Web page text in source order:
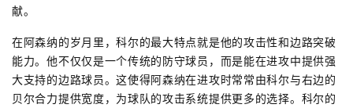
献。
在阿森纳的岁月里，科尔的最大特点就是他的攻击性和边路突破
能力。他不仅仅是一个传统的防守球员，而是能在进攻中提供强
大支持的边路球员。这使得阿森纳在进攻时常常由科尔与右边的
贝尔合力提供宽度，为球队的攻击系统提供更多的选择。科尔的